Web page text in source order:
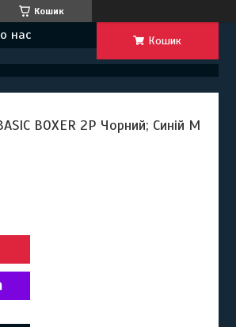
Кошик
нас Кошик
BOXER 2P Чорний; Синій M